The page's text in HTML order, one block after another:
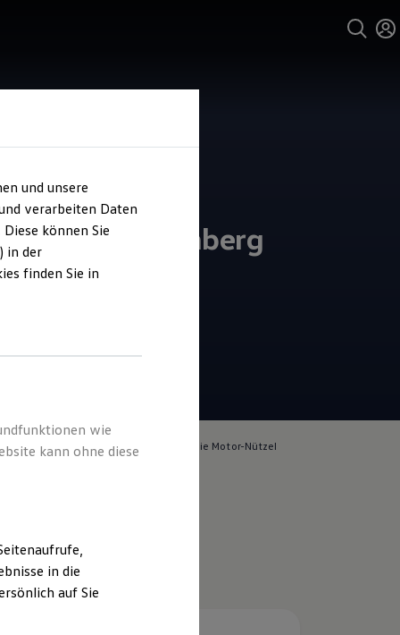
Nützel Bamberg
4.7| 55 Bewertungen
für die Inhalte auf dieser Seite ist die Motor-Nützel
und unsere
verarbeiten Daten
können Sie
in der
finden Sie in
wie
kann ohne diese
in die
auf Sie